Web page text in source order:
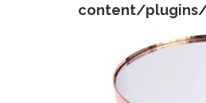
content/